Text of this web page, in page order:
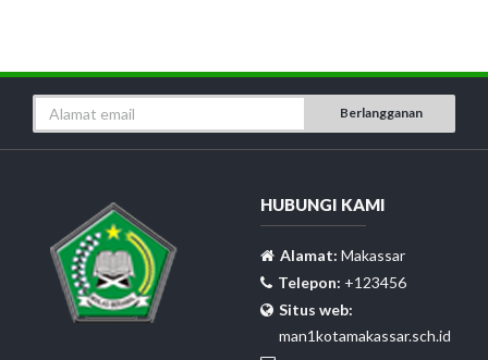
Berlangganan
HUBUNGI KAMI
Alamat: Makassar
Telepon: +123456
Situs web:
man1kotamakassar.sch.id